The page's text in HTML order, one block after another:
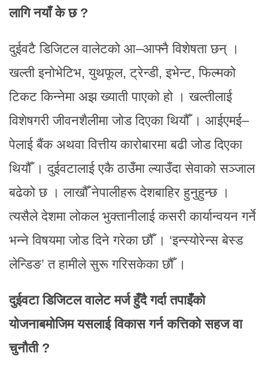
लागि नयाँ के छ ?
दुईवटै डिजिटल वालेटको आ–आफ्नै विशेषता छन् ।
खल्ती इनोभेटिभ, युथफूल, ट्रेन्डी, इभेन्ट, फिल्मको
टिकट किन्नेमा अझ ख्याती पाएको हो । खल्तीलाई
विशेषगरी जीवनशैलीमा जोड दिएका थियौँ । आईएमई–
पेलाई बैंक अथवा वित्तीय कारोबारमा बढी जोड दिएका
थियौँ । दुईवटालाई एकै ठाउँमा ल्याउँदा सेवाको सञ्जाल
बढेको छ । लाखौँ नेपालीहरू देशबाहिर हुनुहुन्छ ।
त्यसैले देशमा लोकल भुक्तानीलाई कसरी कार्यान्वयन गर्ने
भन्ने विषयमा जोड दिने गरेका छौँ । ‘इन्स्योरेन्स बेस्ड
लेन्डिङ’ त हामीले सुरू गरिसकेका छौँ ।
दुईवटा डिजिटल वालेट मर्ज हुँदै गर्दा तपाइँको
योजनाबमोजिम यसलाई विकास गर्न कत्तिको सहज वा
चुनौती ?